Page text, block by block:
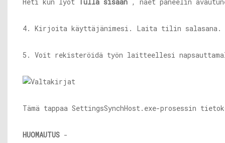
4. Kirjoita käyttäjänimesi. Laita tilin salasana.
5. Voit rekisteröidä työn laitteellesi
Tämä tappaa SettingsSynchHost.exe-prosessin
HUOMAUTUS -